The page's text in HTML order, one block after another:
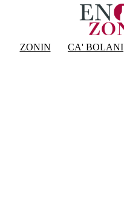
ZONIN CA' BOLANI